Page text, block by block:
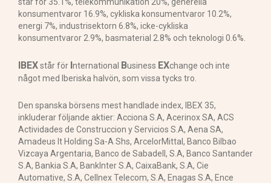
konsumentvaror 16.9%, cykliska konsumentvaror 10.2%,
energi 7%, industrisektorn 6.8%, icke-cykliska
konsumentvaror 2.9%, basmaterial 2.8% och teknologi 0.6%.
IBEXstår för International Business EXchange och inte
något med Iberiska halvön, som vissa tycks tro.
Den spanska börsens mest handlade index, IBEX 35,
inkluderar följande aktier: Acciona S.A, Acerinox SA, ACS
Actividades de Construccion y Servicios S.A, Aena SA,
Amadeus It Holding Sa-A Shs, ArcelorMittal, Banco Bilbao
Vizcaya Argentaria, Banco de Sabadell, S.A, Banco Santander
S.A, Bankia S.A, BankInter S.A, CaixaBank, S.A, Cie
Automative, S.A, Cellnex Telecom, S.A, Enagas S.A, Ence